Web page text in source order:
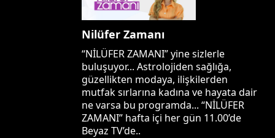
Nilüfer Zamanı
“NİLÜFER ZAMANI” yine sizlerle
buluşuyor... Astrolojiden sağlığa,
güzellikten modaya, ilişkilerden
mutfak sırlarına kadına ve hayata dair
ne varsa bu programda... “NİLÜFER
ZAMANI” hafta içi her gün 11.00’de
Beyaz TV’de..